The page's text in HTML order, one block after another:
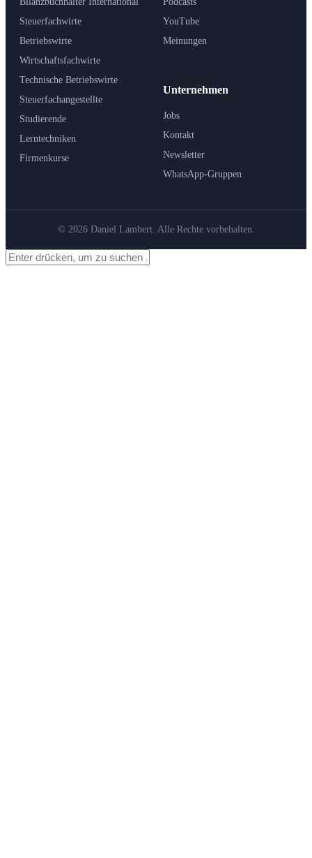
Steuerfachwirte
Betriebswirte
Wirtschaftsfachwirte
Technische Betriebswirte
Steuerfachangestellte
Studierende
Lerntechniken
Firmenkurse
YouTube
Meinungen
Unternehmen
Jobs
Kontakt
Newsletter
WhatsApp-Gruppen
© 2026 Daniel Lambert. Alle Rechte vorbehalten.